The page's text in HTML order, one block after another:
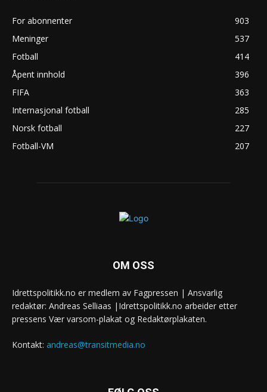
For abonnenter
903
Meninger
537
Fotball
414
Åpent innhold
396
FIFA
363
Internasjonal fotball
285
Norsk fotball
227
Fotball-VM
207
OM OSS
Idrettspolitikk.no er medlem av Fagpressen | Ansvarlig
redaktør: Andreas Selliaas |Idrettspolitikk.no arbeider etter
pressens Vær varsom-plakat og Redaktørplakaten.
Kontakt: andreas@transitmedia.no